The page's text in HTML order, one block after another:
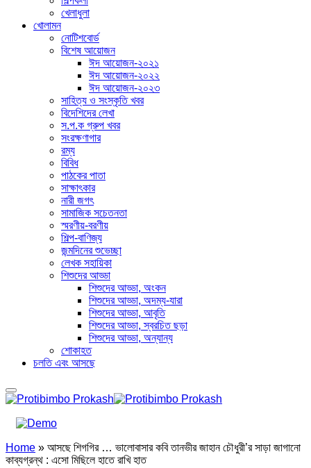
খেলাধুলা
খোলামন
নোটিশবোর্ড
বিশেষ আয়োজন
ঈদ আয়োজন-২০২১
ঈদ আয়োজন-২০২২
ঈদ আয়োজন-২০২৩
সাহিত্য ও সংস্কৃতি খবর
বিদেশিদের লেখা
স.প.ক গ্রুপ খবর
সংরক্ষণাগার
রম্য
বিবিধ
পাঠকের পাতা
সাক্ষাৎকার
নারী জগৎ
সামাজিক সচেতনতা
স্মরণীয়-বরণীয়
শিল্প-বাণিজ্য
জন্মদিনের শুভেচ্ছা
লেখক সহায়িকা
শিশুদের আড্ডা
শিশুদের আড্ডা, অংকন
শিশুদের আড্ডা, অদম্য-যারা
শিশুদের আড্ডা, আবৃতি
শিশুদের আড্ডা, স্বরচিত ছড়া
শিশুদের আড্ডা, অন্যান্য
শোকাহত
চলতি এবং আসছে
Home » আসছে শিগগির … ভালোবাসার কবি তানভীর জাহান চৌধুরী’র সাড়া জাগানো
কাব্যগ্রন্থ : এসো মিছিলে হাতে রাখি হাত